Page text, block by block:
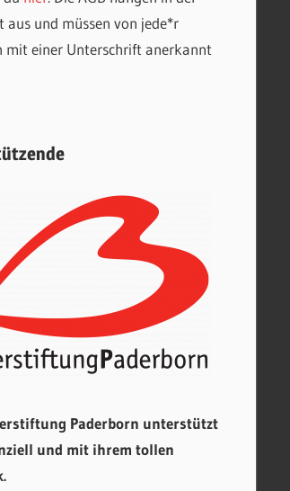
aus und müssen von jede*r
mit einer Unterschrift anerkannt
Paderborn unterstützt
und mit ihrem tollen